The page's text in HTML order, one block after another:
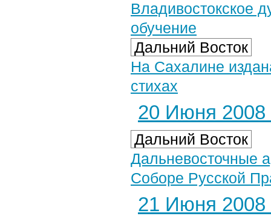
Владивостокское
обучение
Дальний Восток
На Сахалине
стихах
20 Июня 2008
Дальний Восток
Дальневосточные
Соборе Русской
21 Июня 2008